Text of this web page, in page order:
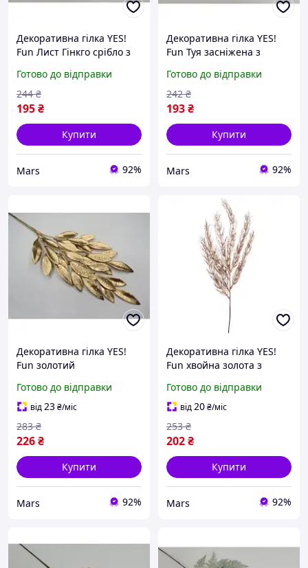
Декоративна гілка YES!
Fun Лист Гінкго срібло з
Готово до відправки
195₴
244 ₴
Купити
Mars 92%
Декоративна гілка YES!
Fun Туя засніжена з
mayak
Готово до відправки
193₴
242 ₴
Купити
Mars 92%
Декоративна гілка YES!
Fun золотий
для флористики mayak
Готово до відправки
від23₴/міс
226₴
283 ₴
Купити
Mars 92%
Декоративна гілка YES!
Fun хвойна золота з
newyork
Готово до відправки
від20₴/міс
202₴
253 ₴
Купити
Mars 92%